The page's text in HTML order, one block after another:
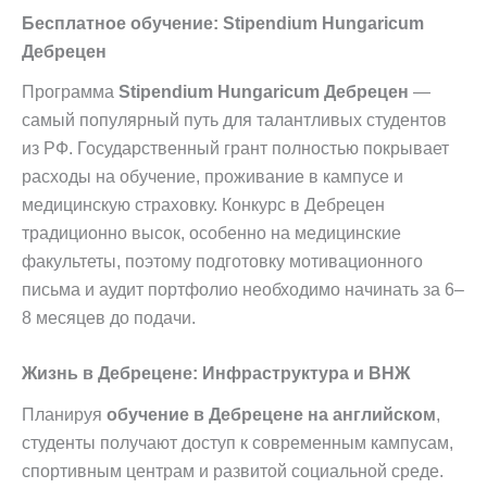
Бесплатное обучение: Stipendium Hungaricum
Дебрецен
Программа Stipendium Hungaricum Дебрецен —
самый популярный путь для талантливых студентов
из РФ. Государственный грант полностью покрывает
расходы на обучение, проживание в кампусе и
медицинскую страховку. Конкурс в Дебрецен
традиционно высок, особенно на медицинские
факультеты, поэтому подготовку мотивационного
письма и аудит портфолио необходимо начинать за 6–
8 месяцев до подачи.
Жизнь в Дебрецене: Инфраструктура и ВНЖ
Планируя обучение в Дебрецене на английском,
студенты получают доступ к современным кампусам,
спортивным центрам и развитой социальной среде.